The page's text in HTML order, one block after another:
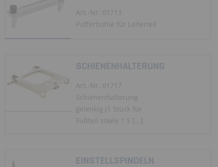
Art.-Nr. 01713
Pufferbohle für Leiterteil
SCHIENENHALTERUNG
Art.-Nr. 01717
Schienenhalterung
gelenkig (1 Stück für
Fußteil sowie 1 S [...]
EINSTELLSPINDELN